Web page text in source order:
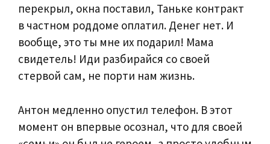
перекрыл, окна поставил, Таньке контракт
в частном роддоме оплатил. Денег нет. И
вообще, это ты мне их подарил! Мама
свидетель! Иди разбирайся со своей
стервой сам, не порти нам жизнь.
Антон медленно опустил телефон. В этот
момент он впервые осознал, что для своей